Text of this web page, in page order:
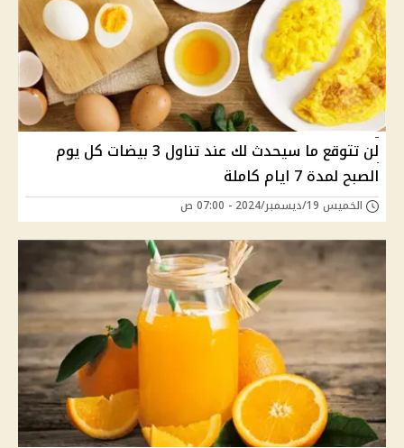
لن تتوقع ما سيحدث لك عند تناول 3 بيضات كل يوم
الصبح لمدة 7 ايام كاملة
الخميس 19/ديسمبر/2024 - 07:00 ص